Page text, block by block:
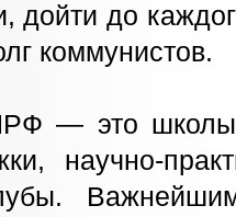
дойти до
коммунистов.
— это школы
научно-